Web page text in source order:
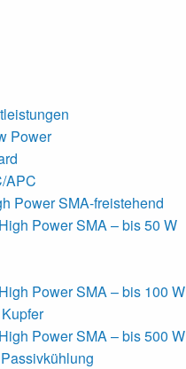
Power
APC
Power SMA-freistehend
Power SMA – bis 50 W
Power SMA – bis 100 W
Power SMA – bis 500 W